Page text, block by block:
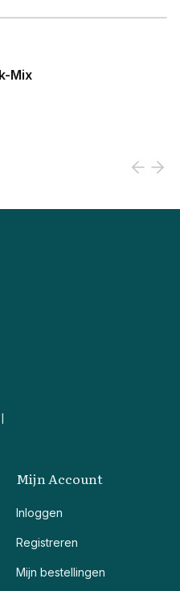
Mix
Mijn Account
Inloggen
Registreren
Mijn bestellingen